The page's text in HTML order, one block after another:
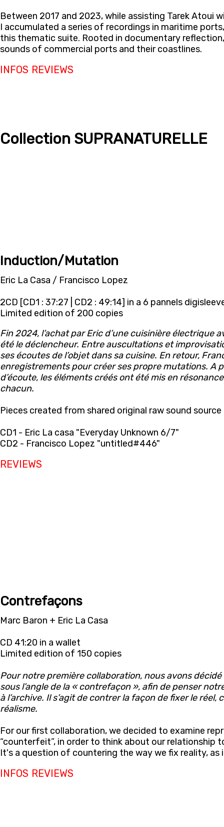
Between 2017 and 2023, while assisting Tarek Atoui
I accumulated a series of recordings in maritime
this thematic suite. Rooted in documentary
sounds of commercial ports and their coastlines.
INFOS REVIEWS
Collection SUPRANATURELLE
Induction/Mutation
Eric La Casa / Francisco Lopez
2CD [CD1 : 37:27 | CD2 : 49:14] in a 6 pannels
Limited edition of 200 copies
Fin 2024, l’achat par Eric d’une cuisinière électrique
été le déclencheur. Entre auscultations et
ses écoutes de l’objet dans sa cuisine. En retour,
enregistrements pour créer ses propre mutations. A
d’écoute, les éléments créés ont été mis en
chacun.
Pieces created from shared original raw sound
CD1 - Eric La casa "Everyday Unknown 6/7"
CD2 - Francisco Lopez "untitled#446"
REVIEWS
Contrefaçons
Marc Baron + Eric La Casa
CD 41:20 in a wallet
Limited edition of 150 copies
Pour notre première collaboration, nous avons
sous l’angle de la « contrefaçon », afin de penser
à l’archive. Il s’agit de contrer la façon de fixer le
réalisme.
For our first collaboration, we decided to examine
“counterfeit”, in order to think about our relationship
It's a question of countering the way we fix reality,
INFOS REVIEWS